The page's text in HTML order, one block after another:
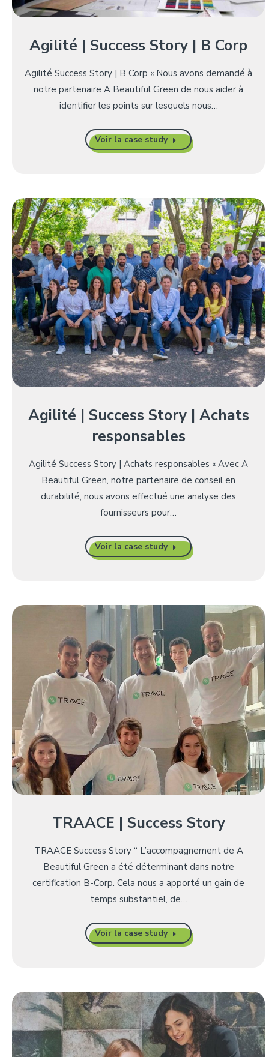
Agilité | Success Story | B Corp
Agilité Success Story | B Corp « Nous avons demandé à
notre partenaire A Beautiful Green de nous aider à
identifier les points sur lesquels nous…
Voir la case study
Agilité | Success Story | Achats
responsables
Agilité Success Story | Achats responsables « Avec A
Beautiful Green, notre partenaire de conseil en
durabilité, nous avons effectué une analyse des
fournisseurs pour…
Voir la case study
TRAACE | Success Story
TRAACE Success Story “ L’accompagnement de A
Beautiful Green a été déterminant dans notre
certification B-Corp. Cela nous a apporté un gain de
temps substantiel, de…
Voir la case study